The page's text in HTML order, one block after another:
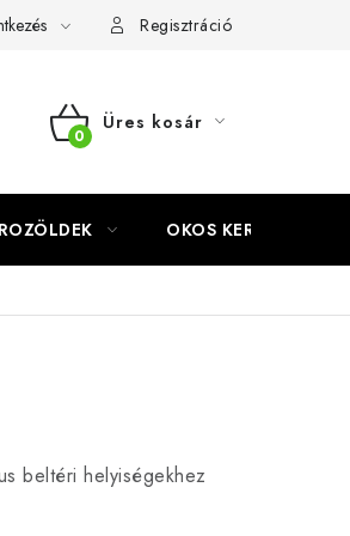
Regisztráció
KOSÁR
Üres kosár
OKOS KERT
beltéri helyiségekhez